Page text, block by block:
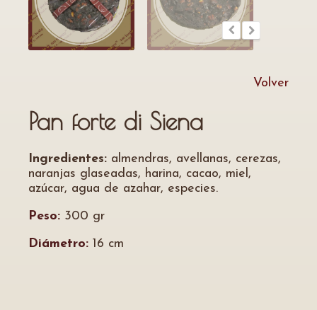
Volver
Pan forte di Siena
Ingredientes: almendras, avellanas, cerezas,
naranjas glaseadas, harina, cacao, miel,
azúcar, agua de azahar, especies.
Peso: 300 gr
Diámetro: 16 cm